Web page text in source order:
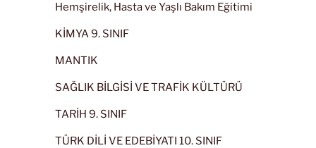
Hemşirelik, Hasta ve Yaşlı Bakım Eğitimi
KİMYA 9. SINIF
MANTIK
SAĞLIK BİLGİSİ VE TRAFİK KÜLTÜRÜ
TARİH 9. SINIF
TÜRK DİLİ VE EDEBİYATI 10. SINIF